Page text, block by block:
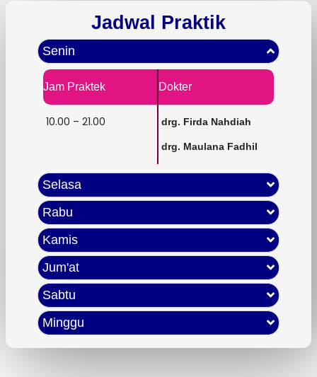
Jadwal Praktik
Senin
Jam Praktek
10.00 – 21.00
Dokter
drg. Firda Nahdiah
drg. Maulana Fadhil
Selasa
Rabu
Kamis
Jum'at
Sabtu
Minggu